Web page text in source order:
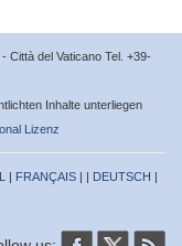
Città del Vaticano Tel. +39-
Inhalte unterliegen
Lizenz
| FRANÇAIS | | DEUTSCH |